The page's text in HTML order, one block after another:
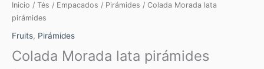
Inicio / Tés / Empacados / Pirámides / Colada Morada lata
pirámides
Fruits, Pirámides
Colada Morada lata pirámides